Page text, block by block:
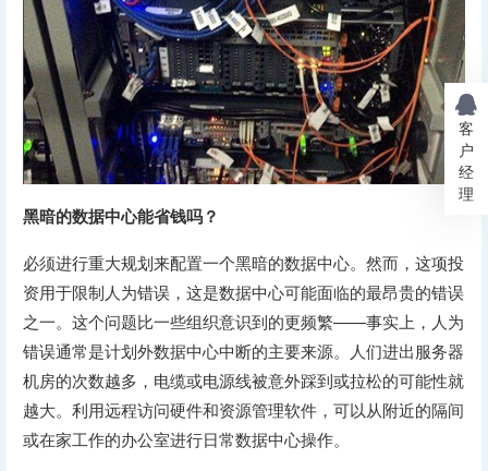
黑暗的数据中心能省钱吗？
必须进行重大规划来配置一个黑暗的数据中心。然而，这项投
资用于限制人为错误，这是数据中心可能面临的最昂贵的错误
之一。这个问题比一些组织意识到的更频繁——事实上，人为
错误通常是计划外数据中心中断的主要来源。人们进出服务器
机房的次数越多，电缆或电源线被意外踩到或拉松的可能性就
越大。利用远程访问硬件和资源管理软件，可以从附近的隔间
或在家工作的办公室进行日常数据中心操作。
客
户
经
理